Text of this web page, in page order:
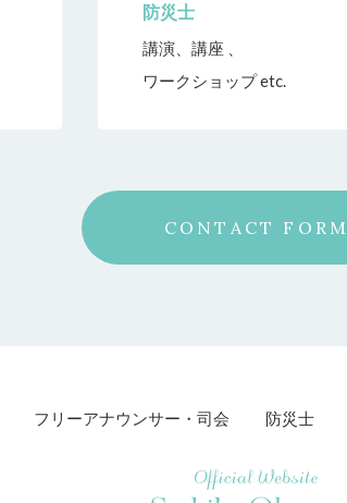
防災士
講演、講座 、
ワークショップ etc.
CONTACT FORM
フリーアナウンサー・司会 防災士